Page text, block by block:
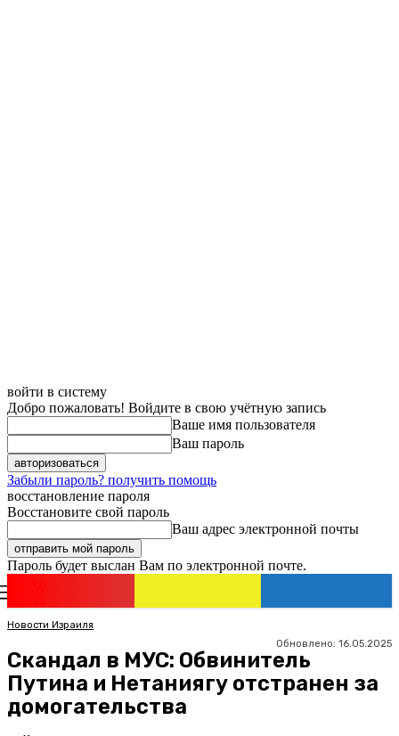
войти в систему
Добро пожаловать! Войдите в свою учётную запись
Ваше имя пользователя
Ваш пароль
Забыли пароль? получить помощь
восстановление пароля
Восстановите свой пароль
Ваш адрес электронной почты
Пароль будет выслан Вам по электронной почте.
Новости Израиля
Обновлено: 16.05.2025
Скандал в МУС: Обвинитель
Путина и Нетаниягу отстранен за
домогательства